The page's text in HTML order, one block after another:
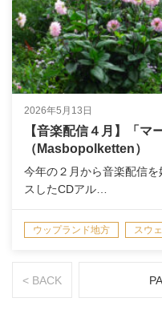
2026年5月13日
【音楽配信４月】「マ
（Masbopolketten）
今年の２月から音楽配信
スしたCDアル…
ウップランド地方 スウ
< BACK